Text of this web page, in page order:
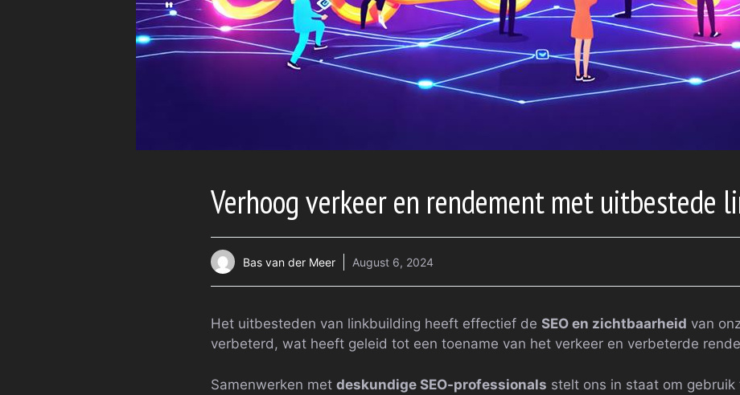
Verhoog verkeer en rendement met uitbestede
Bas van der Meer August 6, 2024
Het uitbesteden van linkbuilding heeft effectief de SEO en zichtbaarheid van
verbeterd, wat heeft geleid tot een toename van het verkeer en verbeterde
Samenwerken met deskundige SEO-professionals stelt ons in staat om gebruik